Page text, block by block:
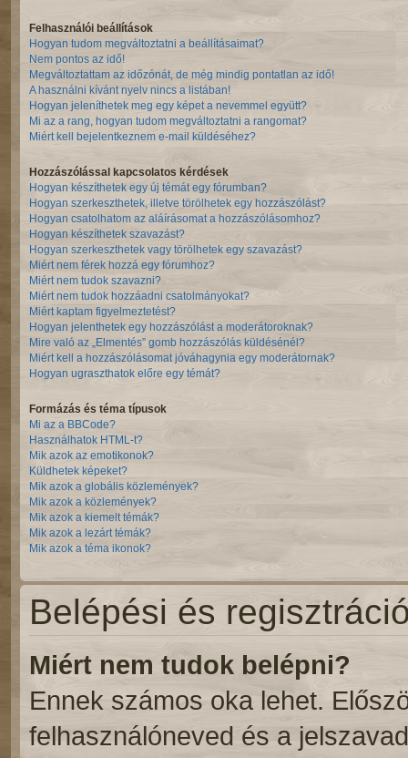
Felhasználói beállítások
Hogyan tudom megváltoztatni a beállításaimat?
Nem pontos az idő!
Megváltoztattam az időzónát, de még mindig pontatlan az idő!
A használni kívánt nyelv nincs a listában!
Hogyan jeleníthetek meg egy képet a nevemmel együtt?
Mi az a rang, hogyan tudom megváltoztatni a rangomat?
Miért kell bejelentkeznem e-mail küldéséhez?
Hozzászólással kapcsolatos kérdések
Hogyan készíthetek egy új témát egy fórumban?
Hogyan szerkeszthetek, illetve törölhetek egy hozzászólást?
Hogyan csatolhatom az aláírásomat a hozzászólásomhoz?
Hogyan készíthetek szavazást?
Hogyan szerkeszthetek vagy törölhetek egy szavazást?
Miért nem férek hozzá egy fórumhoz?
Miért nem tudok szavazni?
Miért nem tudok hozzáadni csatolmányokat?
Miért kaptam figyelmeztetést?
Hogyan jelenthetek egy hozzászólást a moderátoroknak?
Mire való az „Elmentés” gomb hozzászólás küldésénél?
Miért kell a hozzászólásomat jóváhagynia egy moderátornak?
Hogyan ugraszthatok előre egy témát?
Formázás és téma típusok
Mi az a BBCode?
Használhatok HTML-t?
Mik azok az emotikonok?
Küldhetek képeket?
Mik azok a globális közlemények?
Mik azok a közlemények?
Mik azok a kiemelt témák?
Mik azok a lezárt témák?
Mik azok a téma ikonok?
Belépési és
Miért nem tudok belépni?
Ennek számos oka lehet.
felhasználóneved és a